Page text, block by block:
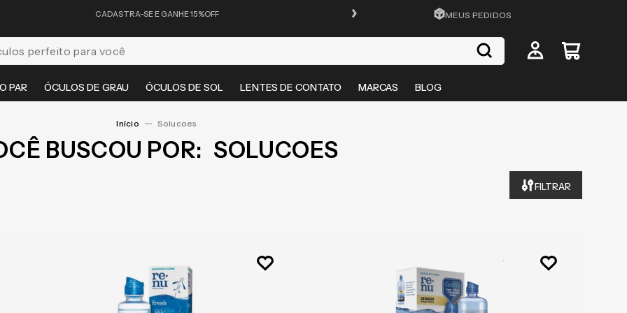
CADASTRA-SE E GANHE 15%OFF FRETE GRÁTIS EM TODO O SITE
MEUS PEDIDOS
PAR ÓCULOS DE GRAU ÓCULOS DE SOL LENTES DE CONTATO MARCAS BLOG
para você
Solucoes
BUSCOU POR: SOLUCOES
FILTRAR